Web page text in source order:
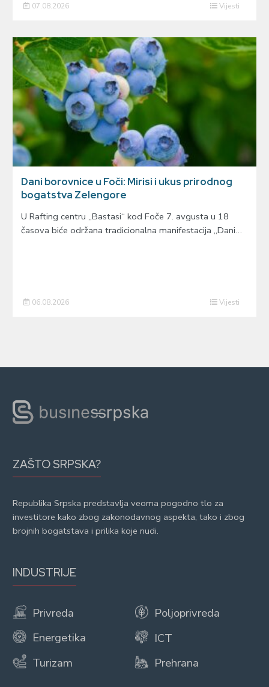
07.08.2026 Vijesti
Dani borovnice u Foči: Mirisi i ukus prirodnog
bogatstva Zelengore
U Rafting centru „Bastasi“ kod Foče 7. avgusta u 18
časova biće održana tradicionalna manifestacija „Dani…
06.08.2026 Vijesti
ZAŠTO SRPSKA?
Republika Srpska predstavlja veoma pogodno tlo za
investitore kako zbog zakonodavnog aspekta, tako i zbog
brojnih bogatstava i prilika koje nudi.
INDUSTRIJE
Privreda
Energetika
Turizam
Poljoprivreda
ICT
Prehrana